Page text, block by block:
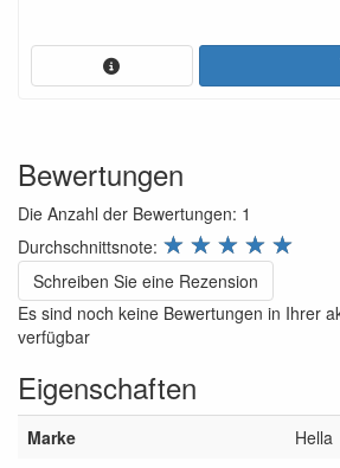
Bewertungen
Die Anzahl der Bewertungen: 1
Durchschnittsnote: review.stars ☆
☆
☆
☆
☆
Schreiben Sie eine Rezension
Es sind noch keine Bewertungen in Ihrer
verfügbar
Eigenschaften
Marke Hella